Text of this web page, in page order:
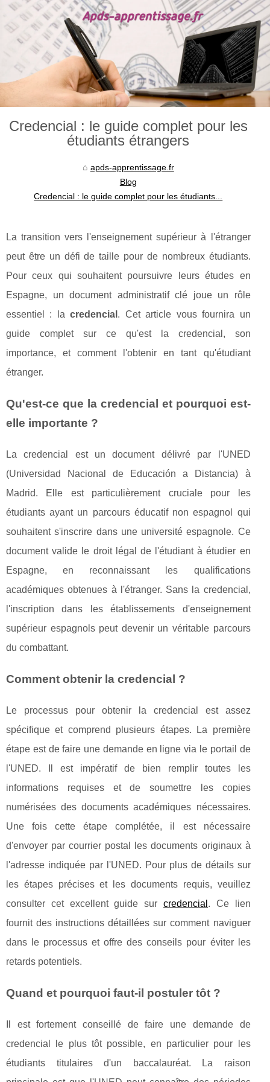
Credencial : le guide complet pour les
étudiants étrangers
apds-apprentissage.fr
Blog
Credencial : le guide complet pour les étudiants...
La transition vers l'enseignement supérieur à l'étranger
peut être un défi de taille pour de nombreux étudiants.
Pour ceux qui souhaitent poursuivre leurs études en
Espagne, un document administratif clé joue un rôle
essentiel : lacredencial . Cet article vous fournira un
guide complet sur ce qu'est la credencial, son
importance, et comment l'obtenir en tant qu'étudiant
étranger.
Qu'est-ce que la credencial et pourquoi est-
elle importante ?
La credencial est un document délivré par l'UNED
(Universidad Nacional de Educación a Distancia) à
Madrid. Elle est particulièrement cruciale pour les
étudiants ayant un parcours éducatif non espagnol qui
souhaitent s'inscrire dans une université espagnole. Ce
document valide le droit légal de l'étudiant à étudier en
Espagne, en reconnaissant les qualifications
académiques obtenues à l'étranger. Sans la credencial,
l'inscription dans les établissements d'enseignement
supérieur espagnols peut devenir un véritable parcours
du combattant.
Comment obtenir la credencial ?
Le processus pour obtenir la credencial est assez
spécifique et comprend plusieurs étapes. La première
étape est de faire une demande en ligne via le portail de
l'UNED. Il est impératif de bien remplir toutes les
informations requises et de soumettre les copies
numérisées des documents académiques nécessaires.
Une fois cette étape complétée, il est nécessaire
d'envoyer par courrier postal les documents originaux à
l'adresse indiquée par l'UNED. Pour plus de détails sur
les étapes précises et les documents requis, veuillez
consulter cet excellent guide sur credencial . Ce lien
fournit des instructions détaillées sur comment naviguer
dans le processus et offre des conseils pour éviter les
retards potentiels.
Quand et pourquoi faut-il postuler tôt ?
Il est fortement conseillé de faire une demande de
credencial le plus tôt possible, en particulier pour les
étudiants titulaires d'un baccalauréat. La raison